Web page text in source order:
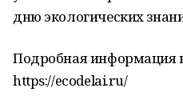
дню экологических
Подробная информация
https://ecodelai.ru/